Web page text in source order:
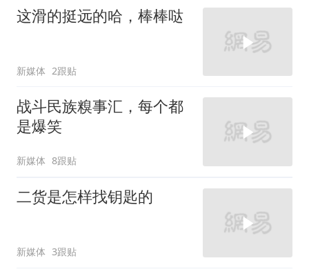
这滑的挺远的哈，棒棒哒
新媒体 2跟贴
战斗民族糗事汇，每个都
是爆笑
新媒体 8跟贴
二货是怎样找钥匙的
新媒体 3跟贴